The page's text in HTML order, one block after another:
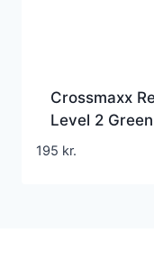
Crossmaxx
Level 2
cm
195 kr.